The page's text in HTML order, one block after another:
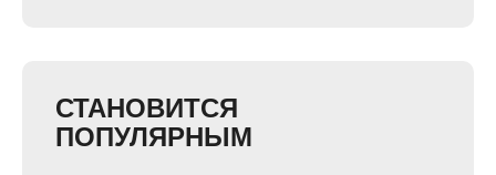
СТАНОВИТСЯ
ПОПУЛЯРНЫМ